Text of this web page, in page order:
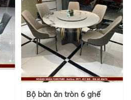
Bộ bàn ăn tròn 6 ghế